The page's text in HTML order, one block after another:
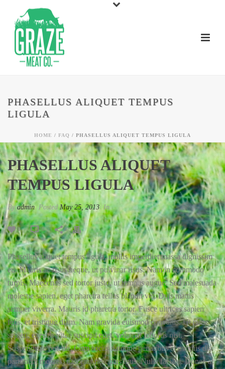
PHASELLUS ALIQUET TEMPUS
LIGULA
HOME / FAQ / PHASELLUS ALIQUET TEMPUS LIGULA
PHASELLUS ALIQUET
TEMPUS LIGULA
Byadmin PostedMay 25, 2013 In
0 0
Phasellus aliquet tempus ligula, mollis imperdiet massa dignissim
eu. Mauris ac risus neque, ut pulvinar risus. Nam in commodo
turpis. Maecenas sed tortor justo, ut tempus augue. Sed malesuada
molestie sapien, eget pharetra tellus blandit vel. Duis mattis
semper viverra. Mauris id pharetra tortor. Fusce ultrices sapien
felis, et tristique diam. Nam gravida euismod convallis. Ut nunc
sapien, egestas vitae suscipit eget, volutpat lobortis nisi.
Suspendisse potenti. Cum sociis natoque penatibus et magnis dis
parturient montes, nascetur ridiculus mus. Nulla facilisi. Donec at